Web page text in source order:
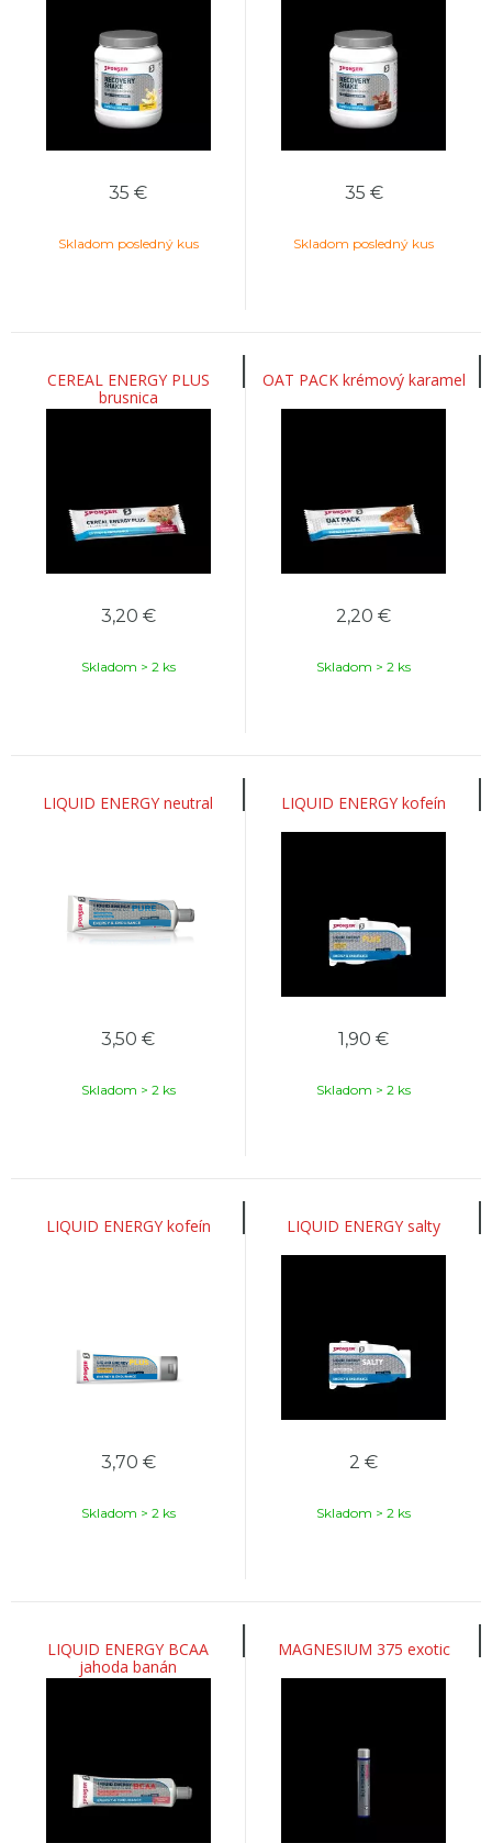
35 €
Skladom posledný kus
35 €
Skladom posledný kus
CEREAL ENERGY PLUS
brusnica
3,20 €
Skladom > 2 ks
OAT PACK krémový karamel
2,20 €
Skladom > 2 ks
LIQUID ENERGY neutral
3,50 €
Skladom > 2 ks
LIQUID ENERGY kofeín
1,90 €
Skladom > 2 ks
LIQUID ENERGY kofeín
3,70 €
Skladom > 2 ks
LIQUID ENERGY salty
2 €
Skladom > 2 ks
LIQUID ENERGY BCAA
jahoda banán
MAGNESIUM 375 exotic